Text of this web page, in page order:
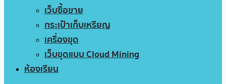
เว็บซื้อขาย
กระเป๋าเก็บเหรียญ
เครื่องขุด
เว็บขุดแบบ Cloud Mining
ห้องเรียน